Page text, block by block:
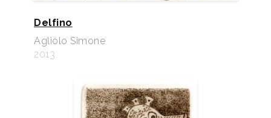
Delfino
Agliolo Simone
2013